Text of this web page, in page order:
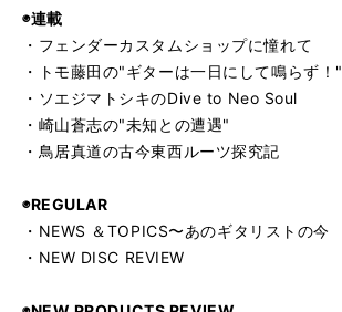
◉連載
・フェンダーカスタムショップに憧れて
・トモ藤田の"ギターは一日にして鳴らず！"
・ソエジマトシキのDive to Neo Soul
・崎山蒼志の"未知との遭遇"
・鳥居真道の古今東西ルーツ探究記
◉REGULAR
・NEWS ＆TOPICS〜あのギタリストの今
・NEW DISC REVIEW